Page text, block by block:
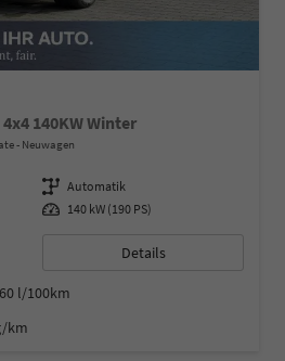
140KW Winter
Neuwagen
Getriebe Automatik
Leistung 140 kW (190 PS)
Details
l/100km
km